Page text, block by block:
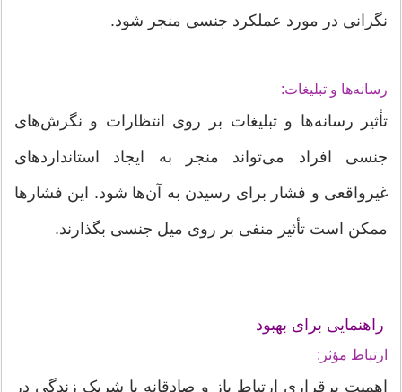
نگرانی در مورد عملکرد جنسی منجر شود.
رسانه‌ها و تبلیغات:
تأثیر رسانه‌ها و تبلیغات بر روی انتظارات و نگرش‌های
جنسی افراد می‌تواند منجر به ایجاد استانداردهای
غیرواقعی و فشار برای رسیدن به آن‌ها شود. این فشارها
ممکن است تأثیر منفی بر روی میل جنسی بگذارند.
راهنمایی برای بهبود
ارتباط مؤثر:
اهمیت برقراری ارتباط باز و صادقانه با شریک زندگی در